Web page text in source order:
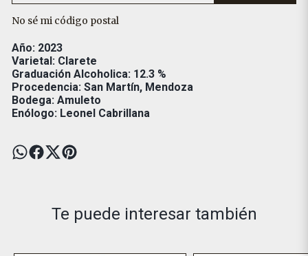
No sé mi código postal
Año: 2023
Varietal: Clarete
Graduación Alcoholica: 12.3 %
Procedencia: San Martín, Mendoza
Bodega: Amuleto
Enólogo: Leonel Cabrillana
Te puede interesar también